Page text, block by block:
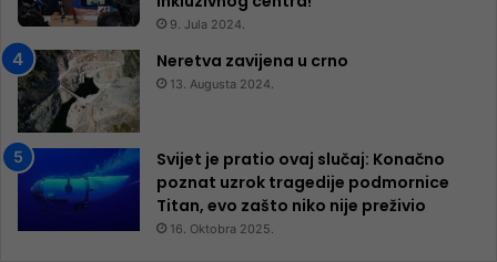
9. Jula 2024.
Neretva zavijena u crno
13. Augusta 2024.
Svijet je pratio ovaj slučaj: Konačno
poznat uzrok tragedije podmornice
Titan, evo zašto niko nije preživio
16. Oktobra 2025.